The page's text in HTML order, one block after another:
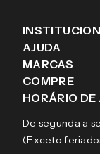
Sobre a eÓtica
Aviso de
Termos e
AJUDA
Trocas e
Pagamentos
Garantias
MARCAS
Ray-Ban
Tecnol
Arnette
COMPRE
Óculos de sol
Lentes de
HORÁRIO
De segunda a
(Exceto